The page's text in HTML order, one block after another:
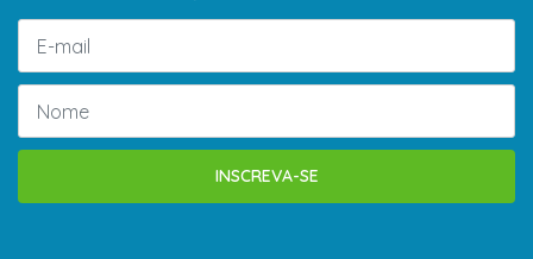
INSCREVA-SE